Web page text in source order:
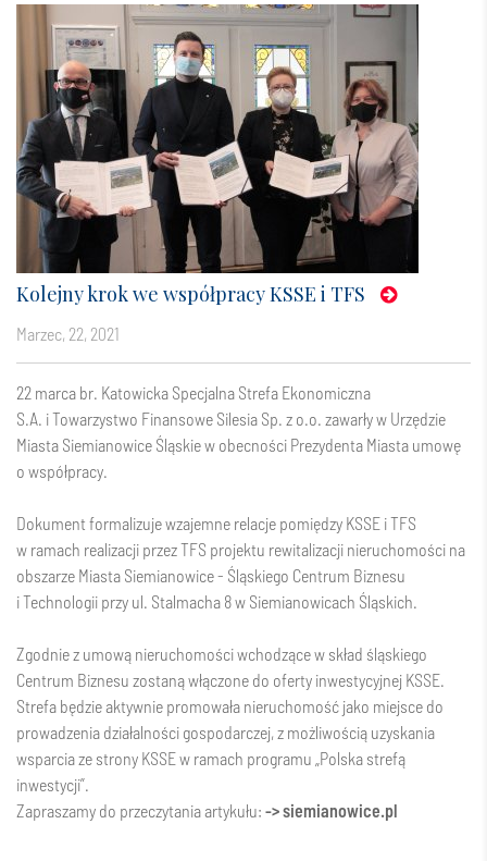
Kolejny krok we współpracy KSSE i TFS
marzec, 22, 2021
22 marca br. Katowicka Specjalna Strefa Ekonomiczna
S.A. i Towarzystwo Finansowe Silesia Sp. z o.o. zawarły w Urzędzie
Miasta Siemianowice Śląskie w obecności Prezydenta Miasta umowę
o współpracy.
Dokument formalizuje wzajemne relacje pomiędzy KSSE i TFS
w ramach realizacji przez TFS projektu rewitalizacji nieruchomości na
obszarze Miasta Siemianowice - Śląskiego Centrum Biznesu
i Technologii przy ul. Stalmacha 8 w Siemianowicach Śląskich.
Zgodnie z umową nieruchomości wchodzące w skład śląskiego
Centrum Biznesu zostaną włączone do oferty inwestycyjnej KSSE.
Strefa będzie aktywnie promowała nieruchomość jako miejsce do
prowadzenia działalności gospodarczej, z możliwością uzyskania
wsparcia ze strony KSSE w ramach programu „Polska strefą
inwestycji”.
Zapraszamy do przeczytania artykułu: ->siemianowice.pl